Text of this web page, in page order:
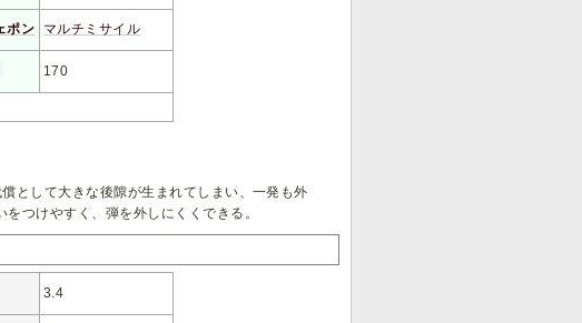
ポン マルチミサイル
170
償として大きな後隙が生まれてしまい、一発も外
をつけやすく、弾を外しにくくできる。
3.4